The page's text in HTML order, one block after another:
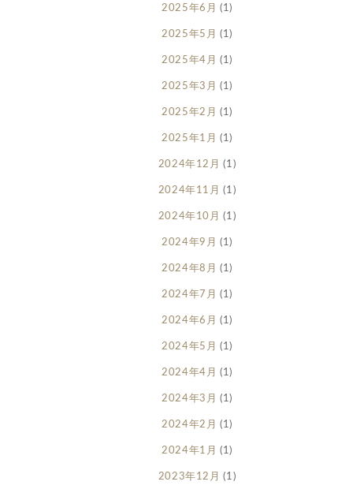
2025年6月 (1)
2025年5月 (1)
2025年4月 (1)
2025年3月 (1)
2025年2月 (1)
2025年1月 (1)
2024年12月 (1)
2024年11月 (1)
2024年10月 (1)
2024年9月 (1)
2024年8月 (1)
2024年7月 (1)
2024年6月 (1)
2024年5月 (1)
2024年4月 (1)
2024年3月 (1)
2024年2月 (1)
2024年1月 (1)
2023年12月 (1)